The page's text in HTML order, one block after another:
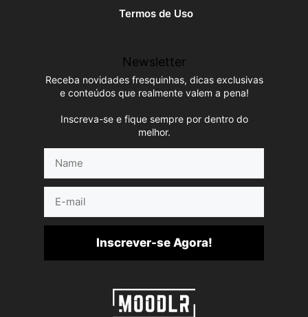
Termos de Uso
Newsletter
Receba novidades fresquinhas, dicas exclusivas
e conteúdos que realmente valem a pena!
Inscreva-se e fique sempre por dentro do
melhor.
mail
Inscrever-se Agora!